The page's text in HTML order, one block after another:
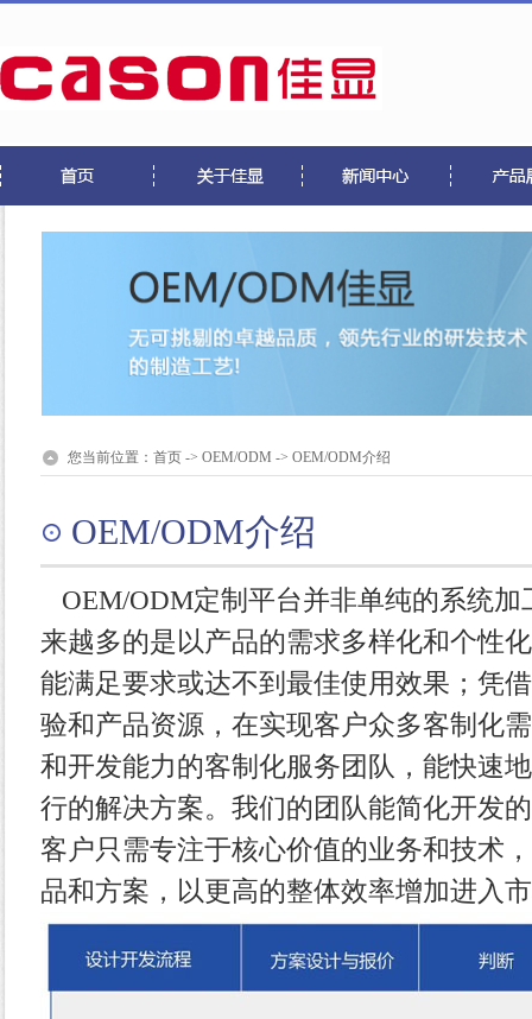
您当前位置： 首页 -> OEM/ODM -> OEM/ODM介绍
OEM/ODM介绍
OEM/ODM定制平台并非单纯的系统
来越多的是以产品的需求多样化和个性
能满足要求或达不到最佳使用效果；凭
验和产品资源，在实现客户众多客制化
和开发能力的客制化服务团队，能快速
行的解决方案。我们的团队能简化开发
客户只需专注于核心价值的业务和技术
品和方案，以更高的整体效率增加进入